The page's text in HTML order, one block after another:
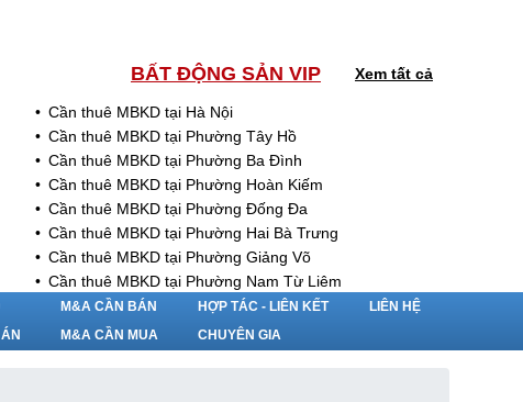
BẤT ĐỘNG SẢN VIP Xem tất cả
Cần thuê MBKD tại Hà Nội
Cần thuê MBKD tại Phường Tây Hồ
Cần thuê MBKD tại Phường Ba Đình
Cần thuê MBKD tại Phường Hoàn Kiếm
Cần thuê MBKD tại Phường Đống Đa
Cần thuê MBKD tại Phường Hai Bà Trưng
Cần thuê MBKD tại Phường Giảng Võ
Cần thuê MBKD tại Phường Nam Từ Liêm
Cần thuê MBKD tại Phường Cầu Giấy
Cần thuê MBKD tại Phường Thanh Xuân
Cần thuê MBKD tại Phường Long Biên
M&A CẦN BÁN
M&A CẦN MUA
HỢP TÁC - LIÊN KẾT
CHUYÊN GIA
LIÊN HỆ